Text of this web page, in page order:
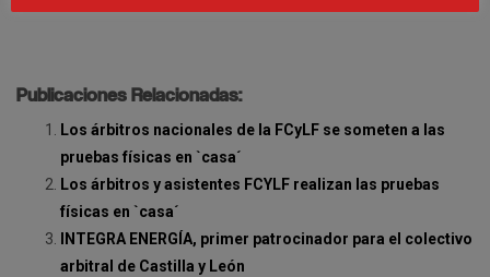
Publicaciones Relacionadas:
Los árbitros nacionales de la FCyLF se someten a las
pruebas físicas en `casa´
Los árbitros y asistentes FCYLF realizan las pruebas
físicas en `casa´
INTEGRA ENERGÍA, primer patrocinador para el colectivo
arbitral de Castilla y León